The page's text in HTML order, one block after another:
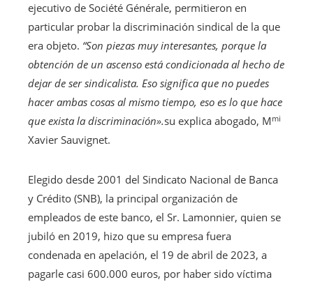
ejecutivo de Société Générale, permitieron en
particular probar la discriminación sindical de la que
era objeto. “Son piezas muy interesantes, porque la
obtención de un ascenso está condicionada al hecho de
dejar de ser sindicalista. Eso significa que no puedes
hacer ambas cosas al mismo tiempo, eso es lo que hace
que exista la discriminación».su explica abogado, M mi
Xavier Sauvignet.
Elegido desde 2001 del Sindicato Nacional de Banca
y Crédito (SNB), la principal organización de
empleados de este banco, el Sr. Lamonnier, quien se
jubiló en 2019, hizo que su empresa fuera
condenada en apelación, el 19 de abril de 2023, a
pagarle casi 600.000 euros, por haber sido víctima